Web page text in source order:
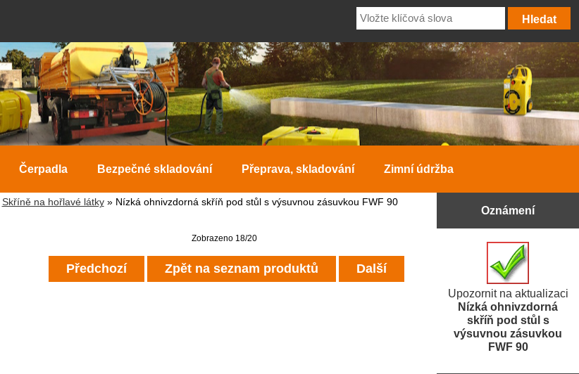
Čerpadla Bezpečné skladování Přeprava, skladování Zimní údržba
Skříně na hořlavé látky» Nízká ohnivzdorná skříň pod stůl s výsuvnou zásuvkou FWF 90
Zobrazeno 18/20
Předchozí Zpět na seznam produktů Další
Oznámení
Upozornit na aktualizaci
Nízká ohnivzdorná
skříň pod stůl s
výsuvnou zásuvkou
FWF 90